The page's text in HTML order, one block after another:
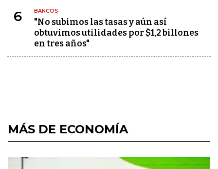
6 BANCOS
"No subimos las tasas y aún así
obtuvimos utilidades por $1,2 billones
en tres años"
MÁS DE ECONOMÍA